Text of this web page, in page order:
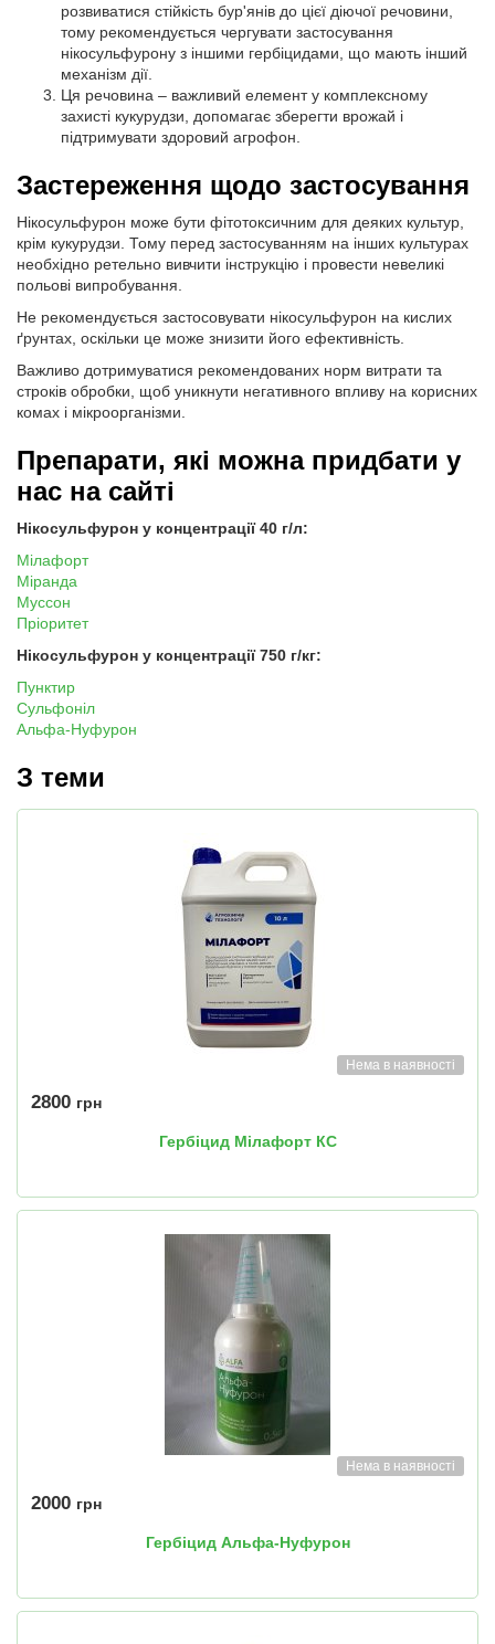
розвиватися стійкість бур'янів до цієї діючої речовини,
тому рекомендується чергувати застосування
нікосульфурону з іншими гербіцидами, що мають інший
механізм дії.
Ця речовина – важливий елемент у комплексному
захисті кукурудзи, допомагає зберегти врожай і
підтримувати здоровий агрофон.
Застереження щодо застосування
Нікосульфурон може бути фітотоксичним для деяких культур,
крім кукурудзи. Тому перед застосуванням на інших культурах
необхідно ретельно вивчити інструкцію і провести невеликі
польові випробування.
Не рекомендується застосовувати нікосульфурон на кислих
ґрунтах, оскільки це може знизити його ефективність.
Важливо дотримуватися рекомендованих норм витрати та
строків обробки, щоб уникнути негативного впливу на корисних
комах і мікроорганізми.
Препарати, які можна придбати у
нас на сайті
Нікосульфурон у концентрації 40 г/л:
Мілафорт
Міранда
Муссон
Пріоритет
Нікосульфурон у концентрації 750 г/кг:
Пунктир
Сульфоніл
Альфа-Нуфурон
З теми
Нема в наявності
2800 грн
Гербіцид Мілафорт КС
Нема в наявності
2000 грн
Гербіцид Альфа-Нуфурон